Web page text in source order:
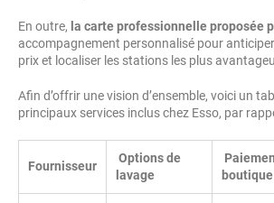
En outre, la carte professionnelle proposée
accompagnement personnalisé pour
prix et localiser les stations les plus
Afin d’offrir une vision d’ensemble, voici un
principaux services inclus chez Esso, par
Fournisseur
Options de
lavage
boutique